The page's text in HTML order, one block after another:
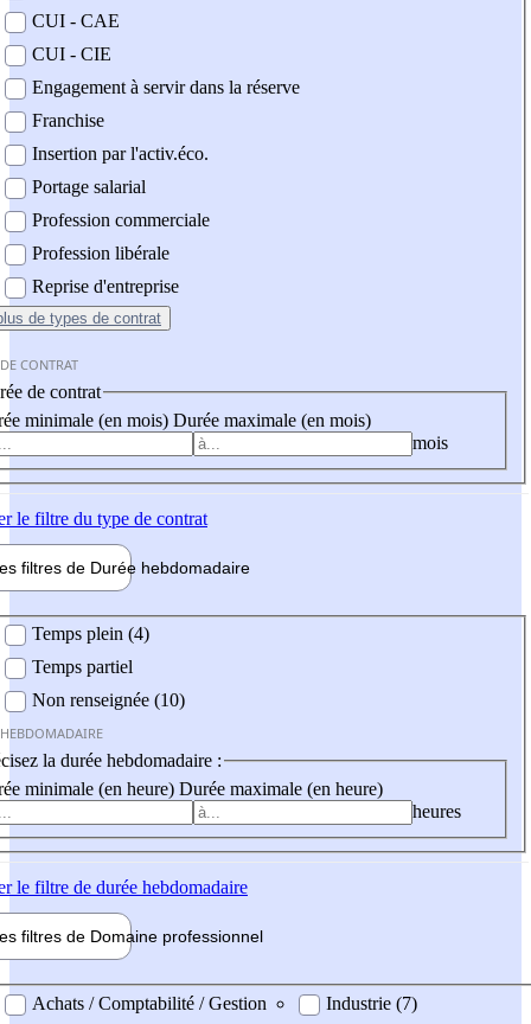
CUI - CAE
CUI - CIE
Engagement à servir dans la réserve
Franchise
Insertion par l'activ.éco.
Portage salarial
Profession commerciale
Profession libérale
Reprise d'entreprise
de types de contrat
CONTRAT
de contrat
minimale (en mois) Durée maximale (en mois)
mois
le filtre du type de contrat
filtres de Durée hebdomadaire
Temps plein (4)
Temps partiel
Non renseignée (10)
la durée hebdomadaire :
minimale (en heure) Durée maximale (en heure)
heures
le filtre de durée hebdomadaire
filtres de Domaine professionnel
professionel
Achats / Comptabilité / Gestion
Industrie (7)